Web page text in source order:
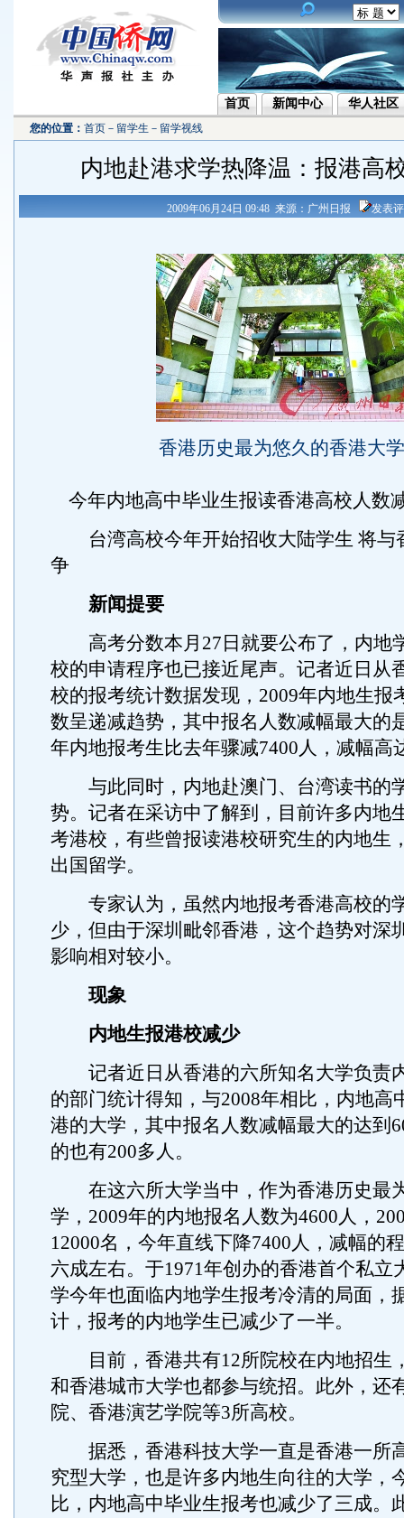
首页 新闻中心 华人社区
您的位置： 首页 － 留学生 － 留学视线
内地赴港求学热降温：报港高
2009年06月24日 09:48 来源：广州日报 发表
香港历史最为悠久的香港大
今年内地高中毕业生报读香港高校人数
台湾高校今年开始招收大陆学生 将与
争
新闻提要
高考分数本月27日就要公布了，内地
校的申请程序也已接近尾声。记者近日从
校的报考统计数据发现，2009年内地生报
数呈递减趋势，其中报名人数减幅最大的
年内地报考生比去年骤减7400人，减幅高
与此同时，内地赴澳门、台湾读书的
势。记者在采访中了解到，目前许多内地
考港校，有些曾报读港校研究生的内地生
出国留学。
专家认为，虽然内地报考香港高校的
少，但由于深圳毗邻香港，这个趋势对深
影响相对较小。
现象
内地生报港校减少
记者近日从香港的六所知名大学负责
的部门统计得知，与2008年相比，内地高
港的大学，其中报名人数减幅最大的达到
的也有200多人。
在这六所大学当中，作为香港历史最
学，2009年的内地报名人数为4600人，
12000名，今年直线下降7400人，减幅的
六成左右。于1971年创办的香港首个私立
学今年也面临内地学生报考冷清的局面，
计，报考的内地学生已减少了一半。
目前，香港共有12所院校在内地招生
和香港城市大学也都参与统招。此外，还
院、香港演艺学院等3所高校。
据悉，香港科技大学一直是香港一所
究型大学，也是许多内地生向往的大学，
比，内地高中毕业生报考也减少了三成。